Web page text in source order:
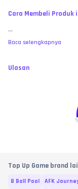
Cara Membeli Produk
...
Baca selengkapnya
Ulasan
Top Up Game brand
8 Ball Pool AFK